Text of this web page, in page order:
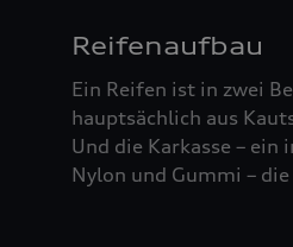
Reifenaufbau
Ein Reifen ist in zwei
hauptsächlich aus
Und die Karkasse –
Nylon und Gummi –